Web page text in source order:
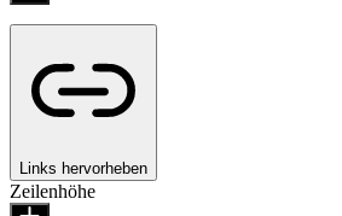
Links hervorheben
Zeilenhöhe